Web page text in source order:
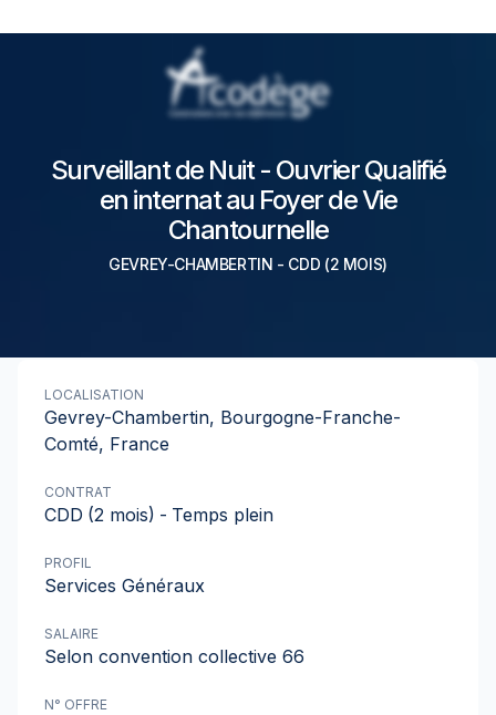
Surveillant de Nuit - Ouvrier Qualifié
en internat au Foyer de Vie
Chantournelle
GEVREY-CHAMBERTIN - CDD (2 MOIS)
LOCALISATION
Gevrey-Chambertin, Bourgogne-Franche-
Comté, France
CONTRAT
CDD (2 mois) - Temps plein
PROFIL
Services Généraux
SALAIRE
Selon convention collective 66
N° OFFRE